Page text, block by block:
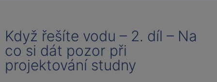
Když řešíte vodu – 2. díl – Na
co si dát pozor při
projektování studny